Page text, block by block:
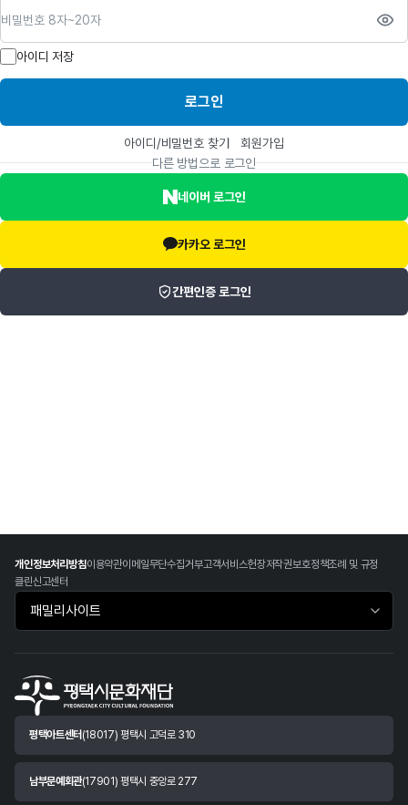
아이디 저장
로그인
아이디/비밀번호 찾기
회원가입
다른 방법으로 로그인
네이버 로그인
카카오 로그인
간편인증 로그인
개인정보처리방침이용약관이메일무단수집거부고객서비스헌장저작권보호정책조례 및 규정
클린신고센터
패밀리사이트 바로가기
평택아트센터 (18017) 평택시 고덕로 310
남부문예회관(17901) 평택시 중앙로 277